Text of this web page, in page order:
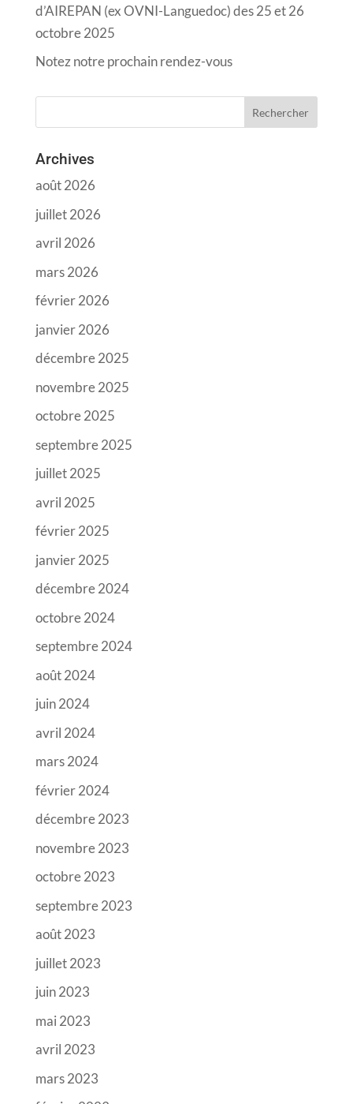
d’AIREPAN (ex OVNI-Languedoc) des 25 et 26
octobre 2025
Notez notre prochain rendez-vous
Archives
août 2026
juillet 2026
avril 2026
mars 2026
février 2026
janvier 2026
décembre 2025
novembre 2025
octobre 2025
septembre 2025
juillet 2025
avril 2025
février 2025
janvier 2025
décembre 2024
octobre 2024
septembre 2024
août 2024
juin 2024
avril 2024
mars 2024
février 2024
décembre 2023
novembre 2023
octobre 2023
septembre 2023
août 2023
juillet 2023
juin 2023
mai 2023
avril 2023
mars 2023